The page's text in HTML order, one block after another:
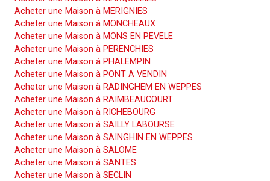
Acheter une Maison à MERIGNIES
Acheter une Maison à MONCHEAUX
Acheter une Maison à MONS EN PEVELE
Acheter une Maison à PERENCHIES
Acheter une Maison à PHALEMPIN
Acheter une Maison à PONT A VENDIN
Acheter une Maison à RADINGHEM EN WEPPES
Acheter une Maison à RAIMBEAUCOURT
Acheter une Maison à RICHEBOURG
Acheter une Maison à SAILLY LABOURSE
Acheter une Maison à SAINGHIN EN WEPPES
Acheter une Maison à SALOME
Acheter une Maison à SANTES
Acheter une Maison à SECLIN